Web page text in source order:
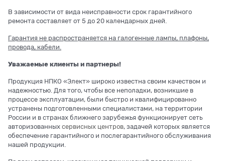
В зависимости от вида неисправности срок гарантийного
ремонта составляет от 5 до 20 календарных дней.
Гарантия не распространяется на галогенные лампы, плафоны,
провода, кабели.
Уважаемые клиенты и партнеры!
Продукция НПКО «Элект» широко известна своим качеством и
надежностью. Для того, чтобы все неполадки, возникшие в
процессе эксплуатации, были быстро и квалифицированно
устранены подготовленными специалистами, на территории
России и в странах ближнего зарубежья функционирует сеть
авторизованных сервисных центров, задачей которых является
обеспечение гарантийного и послегарантийного обслуживания
нашей продукции.